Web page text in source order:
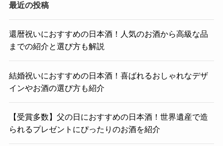
最近の投稿
還暦祝いにおすすめの日本酒！人気のお酒から高級な品
までの紹介と選び方も解説
結婚祝いにおすすめの日本酒！喜ばれるおしゃれなデザ
インやお酒の選び方も紹介
【受賞多数】父の日におすすめの日本酒！世界遺産で造
られるプレゼントにぴったりのお酒を紹介